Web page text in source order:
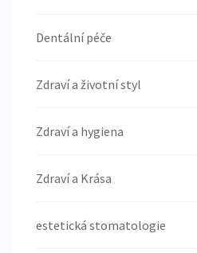
Dentální péče
Zdraví a životní styl
Zdraví a hygiena
Zdraví a Krása
estetická stomatologie